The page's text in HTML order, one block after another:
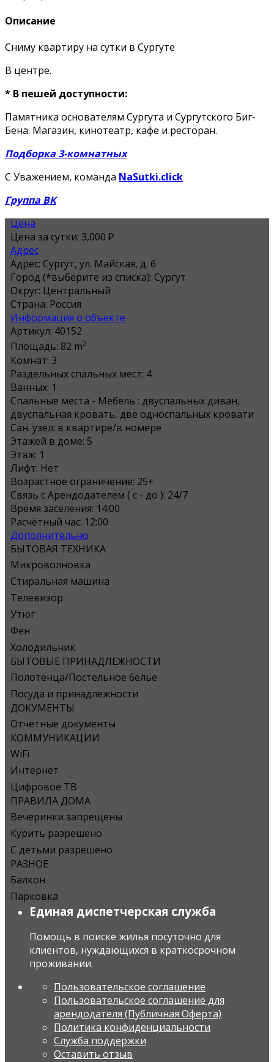
Описание
Сниму квартиру на сутки в Сургуте
В центре.
* В пешей доступности:
Памятника основателям Сургута и Сургутского Биг-
Бена. Магазин, кинотеатр, кафе и ресторан.
Подборка 3-комнатных
С Уважением, команда NaSutki.click
Группа ВК
Цена
Цена за сутки: 3,000 ₽
Адрес
Адрес: Сургут, ул. Майская, д. 6
Город (*выберите из списка): Сургут
Округ: Центральный
Страна: Россия
Информация о объекте
Артикул: 40152
Площадь: 82 m2
Комнат: 3
Раздельных спальных мест: 4
Ванных: 1
Спальные места - Мебель : двуспальных диван,
двуспальная кровать, две односпальных кровати
Сан. узел: в квартире/в номере
Этажей в доме: 5
Этаж: 1
Лифт: Нет
Возрастное ограничение: 25+
Связь с Арендодателем ( с - до ): 24/7
Время заселения: 14:00
Расчётный час: 12:00
Дополнительно
БЫТОВАЯ ТЕХНИКА
Микроволновка
Стиральная машина
Телевизор
Утюг
Фен
Холодильник
БЫТОВЫЕ ПРИНАДЛЕЖНОСТИ
Полотенца/Постельное белье
Посуда и принадлежности
ДОКУМЕНТЫ
Отчетные документы
КОММУНИКАЦИИ
WiFi
Интернет
Цифровое ТВ
ПРАВИЛА ДОМА
Вечеринки запрещены
Курить разрешено
С детьми разрешено
РАЗНОЕ
Балкон
Парковка
Единая диспетчерская служба
Помощь в поиске жилья посуточно для
клиентов, нуждающихся в краткосрочном
проживании.
Пользовательское соглашение
Пользовательское соглашение для
арендодателя (Публичная Оферта)
Политика конфиденциальности
Служба поддержки
Оставить отзыв